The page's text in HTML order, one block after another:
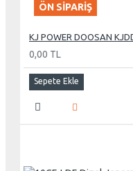
ÖN SIPARIŞ
0,00 TL
Sepete Ekle